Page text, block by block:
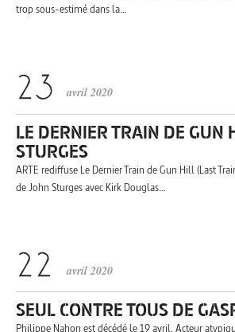
trop sous-estimé dans la…
avril 2020
LE DERNIER TRAIN DE GUN
STURGES
ARTE rediffuse Le Dernier Train de Gun Hill (Last
de John Sturges avec Kirk Douglas…
avril 2020
SEUL CONTRE TOUS DE
Philippe Nahon est décédé le 19 avril. Acteur